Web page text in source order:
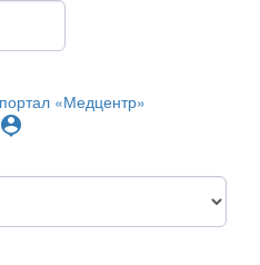
person_pin